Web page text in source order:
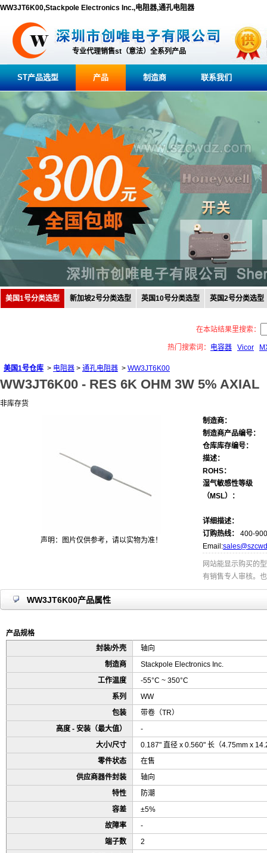
WW3JT6K00,Stackpole Electronics Inc.,电阻器,通孔电阻器
专业代理销售st（意法）全系列产品
ST产品选型 产品 制造商 联系我们
美国1号分类选型 新加坡2号分类选型 英国10号分类选型 英国2号分类选型
在本站结果里搜索：
热门搜索词： 电容器 Vicor
美国1号仓库 > 电阻器 > 通孔电阻器 > WW3JT6K00
WW3JT6K00 - RES 6K OHM 3W 5% AXIAL
非库存货
声明：图片仅供参考，请以实物为准！
制造商：
制造商产品编号：
仓库库存编号：
描述：
ROHS：
湿气敏感性等级
（MSL）：
详细描述：
订购热线：
400-
Email:
网站能显示购买的
有销售专人审核。
WW3JT6K00产品属性
产品规格
封装/外壳
轴向
制造商
Stackpole Electronics Inc.
工作温度
-55°C ~ 350°C
系列
WW
包装
带卷（TR）
高度 - 安装（最大值）
-
大小/尺寸
0.187" 直径 x 0.560" 长（4.75mm x
零件状态
在售
供应商器件封装
轴向
特性
防潮
容差
±5%
故障率
-
端子数
2